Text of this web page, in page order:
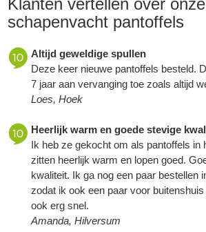
Klanten vertellen over onze
schapenvacht pantoffels
Altijd geweldige spullen
Deze keer nieuwe pantoffels besteld.
7 jaar aan vervanging toe zoals altijd
Loes, Hoek
Heerlijk warm en goede stevige
Ik heb ze gekocht om als pantoffels in
zitten heerlijk warm en lopen goed.
kwaliteit. Ik ga nog een paar bestellen
zodat ik ook een paar voor
ook erg snel.
Amanda, Hilversum